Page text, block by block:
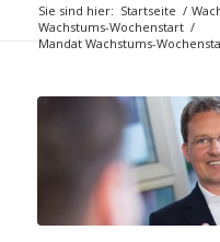
Sie sind hier: Startseite /
Wachstums-Wochenstart /
Mandat Wachstums-